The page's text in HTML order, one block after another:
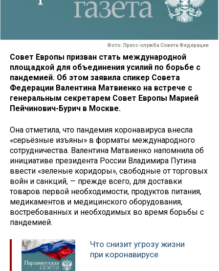
Фото: Пресс-служба Совета Федерации
Совет Европы призван стать международной
площадкой для объединения усилий по борьбе с
пандемией. Об этом заявила спикер Совета
Федерации Валентина Матвиенко на встрече с
генеральным секретарем Совет Европы Марией
Пейчинович-Бурич в Москве.
Она отметила, что пандемия коронавируса внесла
«серьёзные изъяны» в форматы международного
сотрудничества. Валентина Матвиенко напомнила об
инициативе президента России Владимира Путина
ввести «зеленые коридоры», свободные от торговых
войн и санкций, — прежде всего, для доставки
товаров первой необходимости, продуктов питания,
медикаментов и медицинского оборудования,
востребованных и необходимых во время борьбы с
пандемией.
Что снизит угрозу жизни
при коронавирусе